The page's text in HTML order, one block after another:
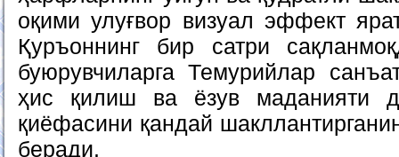
оқими улуғвор визуал эффект
Қуръоннинг бир сатри
буюрувчиларга Темурийлар
ҳис қилиш ва ёзув маданияти
қиёфасини қандай
беради.